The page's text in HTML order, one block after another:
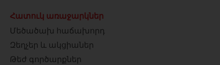
Հատուկ առաջարկներ
Մեծածախ հաճախորդ
Զեղչեր և ակցիաներ
Թեժ գործարքներ